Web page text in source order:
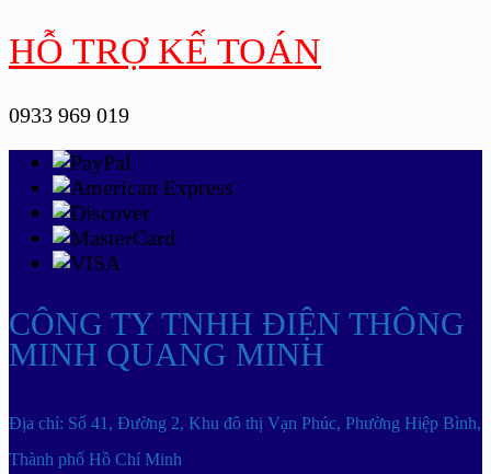
HỖ TRỢ KẾ TOÁN
0933 969 019
CÔNG TY TNHH ĐIỆN THÔNG
MINH QUANG MINH
Địa chỉ: Số 41, Đường 2, Khu đô thị Vạn Phúc, Phường Hiệp Bình,
Thành phố Hồ Chí Minh